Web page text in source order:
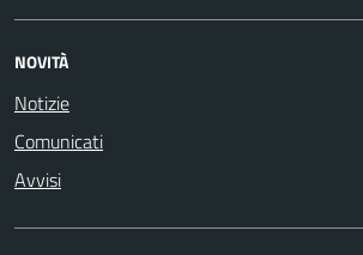
NOVITÀ
Notizie
Comunicati
Avvisi